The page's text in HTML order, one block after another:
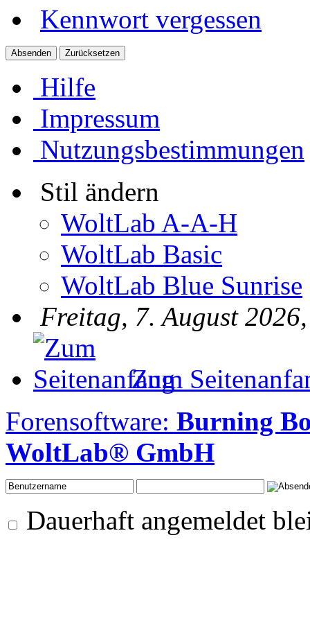
Kennwort vergessen
Hilfe
Impressum
Nutzungsbestimmungen
Stil ändern
WoltLab A-A-H
WoltLab Basic
WoltLab Blue Sunrise
Freitag, 7. August
Zum
Forensoftware: Burning
WoltLab® GmbH
Dauerhaft angemeldet